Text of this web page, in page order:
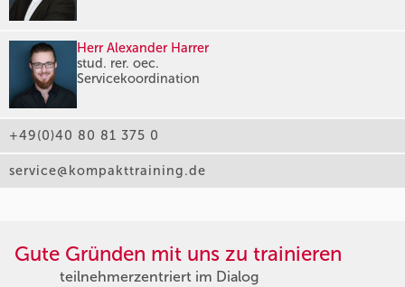
Herr Alexander Harrer
stud. rer. oec.
Servicekoordination
+49(0)40 80 81 375 0
service@kompakttraining.de
Gute Gründen mit uns zu trainieren
teilnehmerzentriert im Dialog